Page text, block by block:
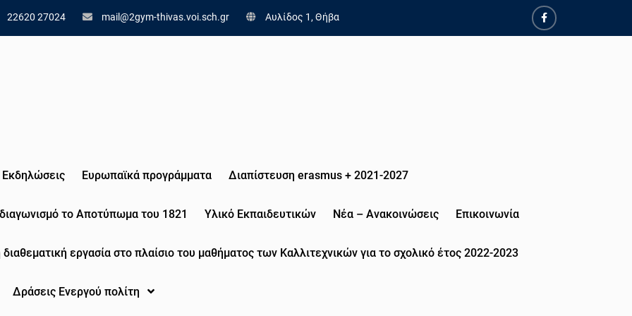
22620 27024 mail@2gym-thivas.voi.sch.gr Αυλίδος 1, Θήβα
Εκδηλώσεις Eυρωπαϊκά προγράμματα Διαπίστευση erasmus + 2021-2027
το Αποτύπωμα του 1821 Υλικό Εκπαιδευτικών Νέα – Ανακοινώσεις Επικοινωνία
διαθεματική εργασία στο πλαίσιο του μαθήματος των Καλλιτεχνικών για το σχολικό έτος 2022-2023
Δράσεις Ενεργού πολίτη